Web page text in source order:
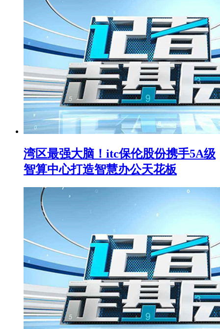
湾区最强大脑！itc保伦股份携手5A级
智算中心打造智慧办公天花板